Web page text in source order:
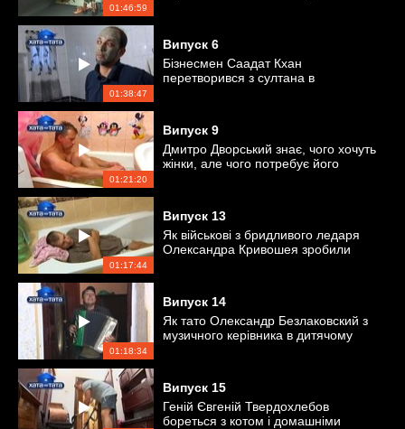
01:46:59
01:38:47
Випуск 6
Бізнесмен Саадат Кхан
перетворився з султана в
01:21:20
Випуск 9
Дмитро Дворський знає, чого хочуть
жінки, але чого потребує його
01:17:44
Випуск 13
Як військові з бридливого ледаря
Олександра Кривошея зробили
01:18:34
Випуск 14
Як тато Олександр Безлаковский з
музичного керівника в дитячому
Випуск 15
Геній Євгеній Твердохлебов
бореться з котом і домашніми